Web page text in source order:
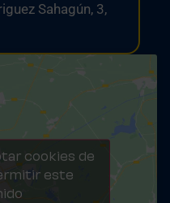
Sahagún, 3,
cookies de
este